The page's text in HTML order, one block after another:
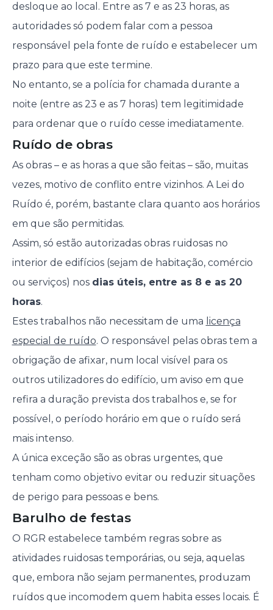
desloque ao local. Entre as 7 e as 23 horas, as
autoridades só podem falar com a pessoa
responsável pela fonte de ruído e estabelecer um
prazo para que este termine.
No entanto, se a polícia for chamada durante a
noite (entre as 23 e as 7 horas) tem legitimidade
para ordenar que o ruído cesse imediatamente.
Ruído de obras
As obras – e as horas a que são feitas – são, muitas
vezes, motivo de conflito entre vizinhos. A Lei do
Ruído é, porém, bastante clara quanto aos horários
em que são permitidas.
Assim, só estão autorizadas obras ruidosas no
interior de edifícios (sejam de habitação, comércio
ou serviços) nos dias úteis, entre as 8 e as 20
horas.
Estes trabalhos não necessitam de uma licença
especial de ruído. O responsável pelas obras tem a
obrigação de afixar, num local visível para os
outros utilizadores do edifício, um aviso em que
refira a duração prevista dos trabalhos e, se for
possível, o período horário em que o ruído será
mais intenso.
A única exceção são as obras urgentes, que
tenham como objetivo evitar ou reduzir situações
de perigo para pessoas e bens.
Barulho de festas
O RGR estabelece também regras sobre as
atividades ruidosas temporárias, ou seja, aquelas
que, embora não sejam permanentes, produzam
ruídos que incomodem quem habita esses locais. É